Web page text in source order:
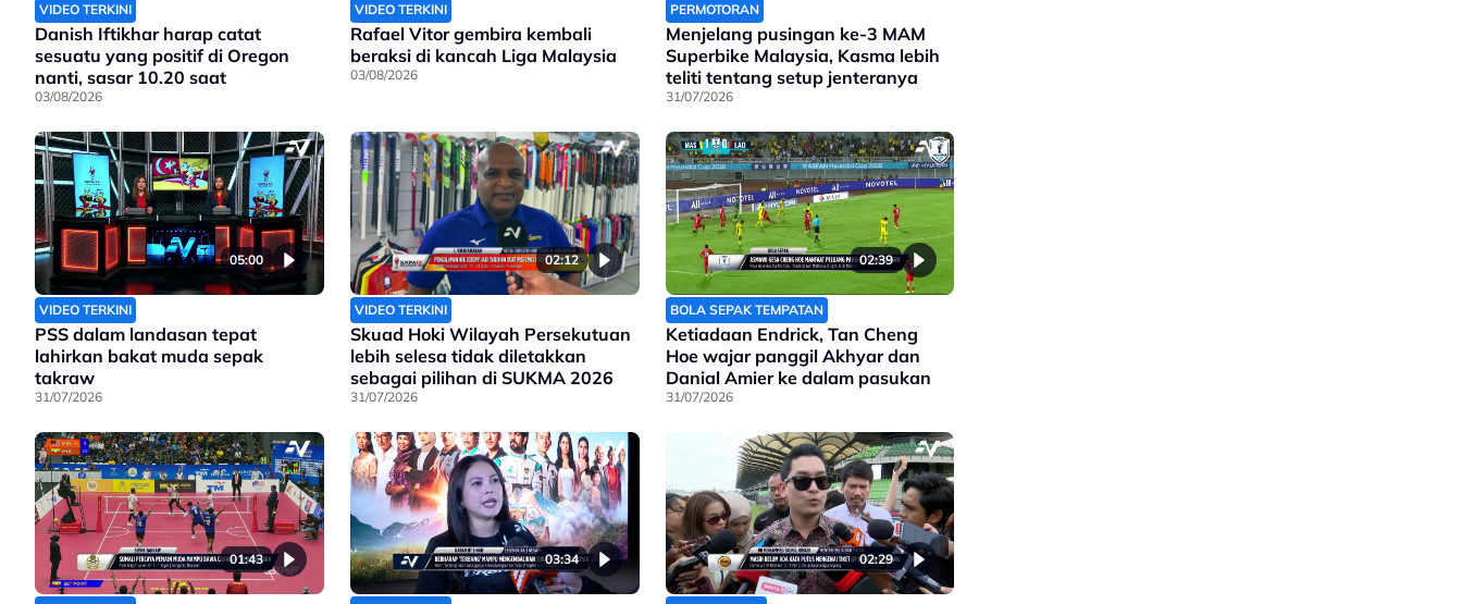
VIDEO TERKINI
Danish Iftikhar harap catat
sesuatu yang positif di Oregon
nanti, sasar 10.20 saat
03/08/2026
VIDEO TERKINI
Rafael Vitor gembira kembali
beraksi di kancah Liga Malaysia
03/08/2026
PERMOTORAN
Menjelang pusingan ke-3 MAM
Superbike Malaysia, Kasma lebih
teliti tentang setup jenteranya
31/07/2026
05:00
VIDEO TERKINI
PSS dalam landasan tepat
lahirkan bakat muda sepak
takraw
31/07/2026
02:12
VIDEO TERKINI
Skuad Hoki Wilayah Persekutuan
lebih selesa tidak diletakkan
sebagai pilihan di SUKMA 2026
31/07/2026
02:39
BOLA SEPAK TEMPATAN
Ketiadaan Endrick, Tan Cheng
Hoe wajar panggil Akhyar dan
Danial Amier ke dalam pasukan
31/07/2026
01:43 03:34 02:29